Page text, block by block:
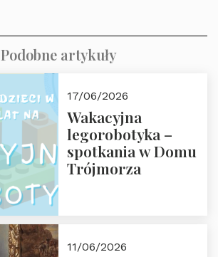
Podobne artykuły
17/06/2026
Wakacyjna
legorobotyka –
spotkania w Domu
Trójmorza
11/06/2026